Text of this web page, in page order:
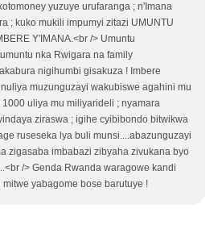
yuzuye urufaranga ; n'Imana
; kuko mukili impumyi zitazi UMUNTU
Y'IMANA.<br /> Umuntu
nka Rwigara na family
nigihumbi gisakuza ! Imbere
muzunguzayi wakubiswe agahini mu
uliya mu miliyarideli ; nyamara
ziraswa ; igihe cyibibondo bitwikwa
ruseseka lya buli munsi....abazunguzayi
zigasaba imbabazi zibyaha zivukana byo
/> Genda Rwanda waragowe kandi
yabagome bose barutuye !